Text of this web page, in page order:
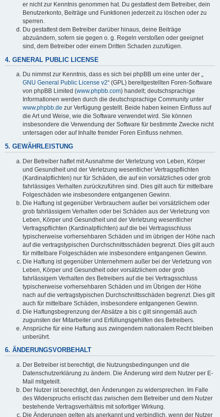
er nicht zur Kenntnis genommen hat. Du gestattest dem Betreiber, dein
Benutzerkonto, Beiträge und Funktionen jederzeit zu löschen oder zu
sperren.
Du gestattest dem Betreiber darüber hinaus, deine Beiträge
abzuändern, sofern sie gegen o. g. Regeln verstoßen oder geeignet
sind, dem Betreiber oder einem Dritten Schaden zuzufügen.
4. GENERAL PUBLIC LICENSE
Du nimmst zur Kenntnis, dass es sich bei phpBB um eine unter der „
GNU General Public License v2“ (GPL) bereitgestellten Foren-Software
von phpBB Limited (www.phpbb.com) handelt; deutschsprachige
Informationen werden durch die deutschsprachige Community unter
www.phpbb.de zur Verfügung gestellt. Beide haben keinen Einfluss auf
die Art und Weise, wie die Software verwendet wird. Sie können
insbesondere die Verwendung der Software für bestimmte Zwecke nicht
untersagen oder auf Inhalte fremder Foren Einfluss nehmen.
5. GEWÄHRLEISTUNG
Der Betreiber haftet mit Ausnahme der Verletzung von Leben, Körper
und Gesundheit und der Verletzung wesentlicher Vertragspflichten
(Kardinalpflichten) nur für Schäden, die auf ein vorsätzliches oder grob
fahrlässiges Verhalten zurückzuführen sind. Dies gilt auch für mittelbare
Folgeschäden wie insbesondere entgangenen Gewinn.
Die Haftung ist gegenüber Verbrauchern außer bei vorsätzlichem oder
grob fahrlässigem Verhalten oder bei Schäden aus der Verletzung von
Leben, Körper und Gesundheit und der Verletzung wesentlicher
Vertragspflichten (Kardinalpflichten) auf die bei Vertragsschluss
typischerweise vorhersehbaren Schäden und im übrigen der Höhe nach
auf die vertragstypischen Durchschnittsschäden begrenzt. Dies gilt auch
für mittelbare Folgeschäden wie insbesondere entgangenen Gewinn.
Die Haftung ist gegenüber Unternehmern außer bei der Verletzung von
Leben, Körper und Gesundheit oder vorsätzlichem oder grob
fahrlässigem Verhalten des Betreibers auf die bei Vertragsschluss
typischerweise vorhersehbaren Schäden und im Übrigen der Höhe
nach auf die vertragstypischen Durchschnittsschäden begrenzt. Dies gilt
auch für mittelbare Schäden, insbesondere entgangenen Gewinn.
Die Haftungsbegrenzung der Absätze a bis c gilt sinngemäß auch
zugunsten der Mitarbeiter und Erfüllungsgehilfen des Betreibers.
Ansprüche für eine Haftung aus zwingendem nationalem Recht bleiben
unberührt.
6. ÄNDERUNGSVORBEHALT
Der Betreiber ist berechtigt, die Nutzungsbedingungen und die
Datenschutzerklärung zu ändern. Die Änderung wird dem Nutzer per E-
Mail mitgeteilt.
Der Nutzer ist berechtigt, den Änderungen zu widersprechen. Im Falle
des Widerspruchs erlischt das zwischen dem Betreiber und dem Nutzer
bestehende Vertragsverhältnis mit sofortiger Wirkung.
Die Änderungen gelten als anerkannt und verbindlich, wenn der Nutzer